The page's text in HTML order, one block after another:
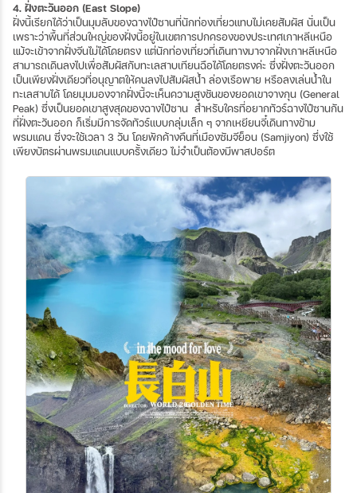
4. ฝั่งตะวันออก (East Slope)
ฝั่งนี้เรียกได้ว่าเป็นมุมลับของฉางไป๋ซานที่นักท่องเที่ยวแทบไม่เคยสัมผัส นั่นเป็น
เพราะว่าพื้นที่ส่วนใหญ่ของฝั่งนี้อยู่ในเขตการปกครองของประเทศเกาหลีเหนือ
แม้จะเข้าจากฝั่งจีนไม่ได้โดยตรง แต่นักท่องเที่ยวที่เดินทางมาจากฝั่งเกาหลีเหนือ
สามารถเดินลงไปเพื่อสัมผัสกับทะเลสาบเทียนฉือได้โดยตรงค่ะ ซึ่งฝั่งตะวันออก
เป็นเพียงฝั่งเดียวที่อนุญาตให้คนลงไปสัมผัสน้ำ ล่องเรือพาย หรือลงเล่นน้ำใน
ทะเลสาบได้ โดยมุมมองจากฝั่งนี้จะเห็นความสูงชันของยอดเขาจางกุน (General
Peak) ซึ่งเป็นยอดเขาสูงสุดของฉางไป๋ซาน สำหรับใครที่อยากทัวร์ฉางไป๋ซานกัน
ที่ฝั่งตะวันออก ก็เริ่มมีการจัดทัวร์แบบกลุ่มเล็ก ๆ จากเหยียนจี๋เดินทางข้าม
พรมแดน ซึ่งจะใช้เวลา 3 วัน โดยพักค้างคืนที่เมืองซัมจีย็อน (Samjiyon) ซึ่งใช้
เพียงบัตรผ่านพรมแดนแบบครั้งเดียว ไม่จำเป็นต้องมีพาสปอร์ต